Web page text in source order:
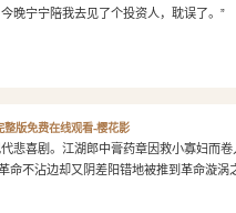
今晚宁宁陪我去见了个投资人，耽误了
整版免费在线观看-樱花影
剧。江湖郎中膏药章因救小寡妇而卷
命不沾边却又阴差阳错地被推到革命漩涡